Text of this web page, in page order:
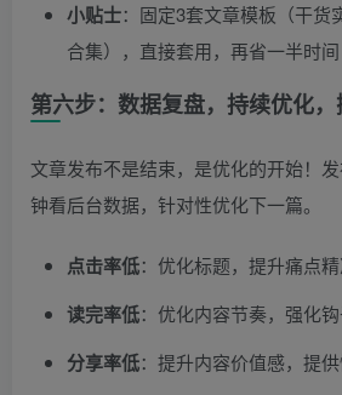
小贴士：固定3套文章模板（干货
合集），直接套用，再省一半时间
第六步：数据复盘，持续优化
文章发布不是结束，是优化的开始！
钟看后台数据，针对性优化下一篇。
点击率低：优化标题，提升痛点精
读完率低：优化内容节奏，强化钩
分享率低：提升内容价值感，提供